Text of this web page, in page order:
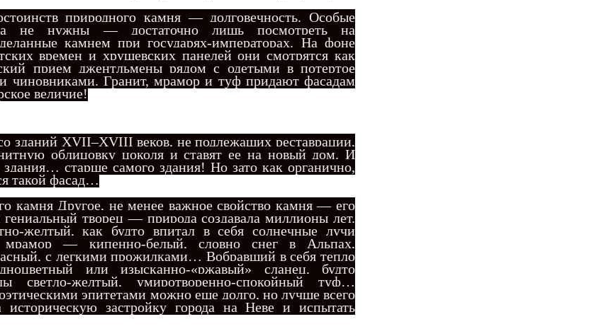
природного камня — долговечность. Особые
не нужны — достаточно лишь посмотреть на
камнем при государях-императорах. На фоне
времен и хрущевских панелей они смотрятся как
прием джентльмены рядом с одетыми в потертое
чиновниками. Гранит, мрамор и туф придают фасадам
величие!
зданий XVII–XVIII веков, не подлежащих реставрации,
облицовку цоколя и ставят ее на новый дом. И
здания… старше самого здания! Но зато как органично,
такой фасад…
камня Другое, не менее важное свойство камня — его
творец — природа создавала миллионы лет.
желтый, как будто впитал в себя солнечные лучи
мрамор — кипенно-белый, словно снег в Альпах,
с легкими прожилками… Вобравший в себя тепло
или изысканно-«ржавый» сланец, будто
светло-желтый, умиротворенно-спокойный туф…
эпитетами можно еще долго, но лучше всего
застройку города на Неве и испытать